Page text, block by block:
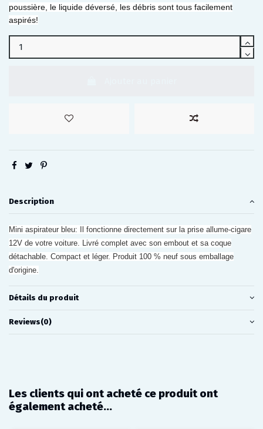
poussière, le liquide déversé, les débris sont tous facilement
aspirés!
Description
Mini aspirateur bleu: Il fonctionne directement sur la prise allume-cigare
12V de votre voiture. Livré complet avec son embout et sa coque
détachable. Compact et léger. Produit 100 % neuf sous emballage
d'origine.
Détails du produit
Reviews(0)
Les clients qui ont acheté ce produit ont
également acheté...